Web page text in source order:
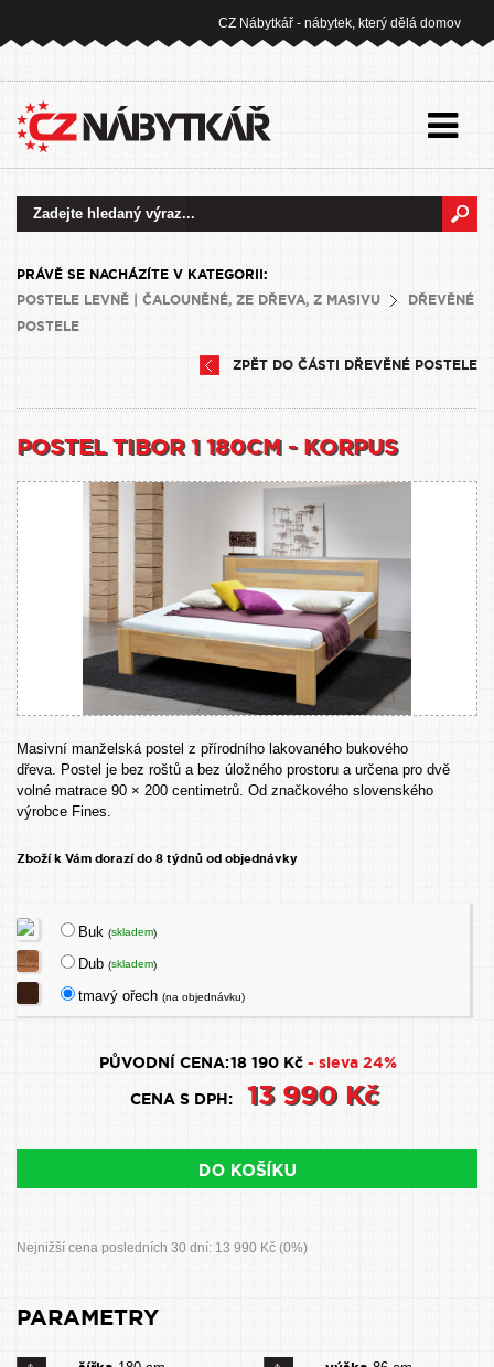
CZ Nábytkář - nábytek, který dělá domov
PRÁVĚ SE NACHÁZÍTE V KATEGORII:
POSTELE LEVNĚ | ČALOUNĚNÉ, ZE DŘEVA, Z MASIVU
DŘEVĚNÉ
POSTELE
ZPĚT DO ČÁSTI DŘEVĚNÉ POSTELE
POSTEL TIBOR 1 180CM - KORPUS
Masivní manželská postel z přírodního lakovaného bukového
dřeva. Postel je bez roštů a bez úložného prostoru a určena pro dvě
volné matrace 90 × 200 centimetrů. Od značkového slovenského
výrobce Fines.
Zboží k Vám dorazí do 8 týdnů od objednávky
Buk(skladem)
Dub(skladem)
tmavý ořech(na objednávku)
PŮVODNÍ CENA:18 190 Kč - sleva 24%
CENA S DPH:
13 990 Kč
Nejnižší cena posledních 30 dní: 13 990 Kč (0%)
PARAMETRY